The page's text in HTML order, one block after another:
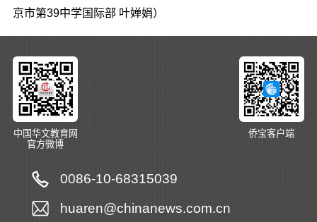
京市第39中学国际部 叶婵娟）
中国华文教育网
官方微博
侨宝客户端
0086-10-68315039
huaren@chinanews.com.cn